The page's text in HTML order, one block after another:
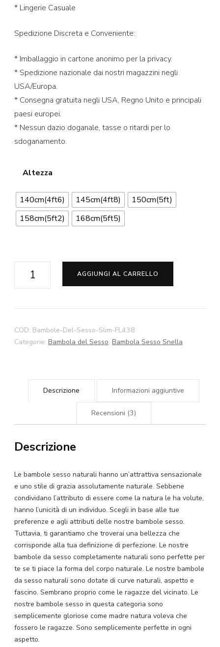
* Lingerie Casuale
Spedizione Discreta e Conveniente:
* Imballaggio in cartone anonimo per la privacy.
* Spedizione nazionale dai nostri magazzini negli
USA/Europa.
* Consegna gratuita negli USA, Regno Unito e principali
paesi europei.
* Nessun dazio doganale, tasse o ritardi per lo
sdoganamento.
Altezza
140cm(4ft6) 145cm(4ft8)
150cm(5ft)
158cm(5ft2)
168cm(5ft5)
Bambole
Cora
140cm
158cm
Bambole
Naturale
AGGIUNGI AL CARRELLO
COD: Bambole-Del-Sesso-Slim-FL438
Categorie: Bambola del Sesso, Bambola Sesso Snella
Descrizione Informazioni aggiuntive
Recensioni (3)
Descrizione
Le bambole sesso naturali hanno un’attrattiva sensazionale
e uno stile di grazia assolutamente naturale. Sebbene
condividano l’attributo di essere come la natura le ha volute,
hanno l’unicità di un individuo. Scegli in base alle tue
preferenze e agli attributi delle nostre bambole sesso.
Tuttavia, ti garantiamo che troverai una bellezza che
corrisponde alla tua definizione di perfezione. Le nostre
bambole da sesso completamente naturali sono perfette per
te se ti piace la forma del corpo naturale. Le nostre bambole
da sesso naturali sono dotate di curve naturali, aspetto e
fascino. Sembrano proprio come le ragazze del vicinato. Le
nostre bambole sesso in questa categoria sono
semplicemente gloriose come madre natura voleva che
fossero le ragazze. Sono semplicemente perfette in ogni
aspetto.